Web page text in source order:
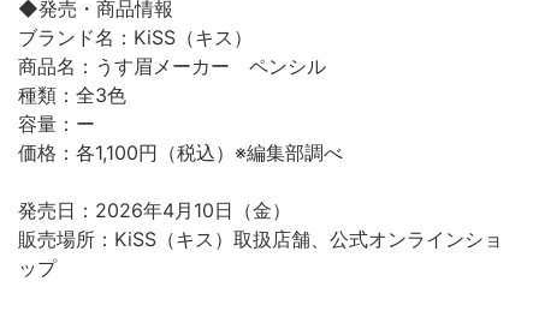
◆発売・商品情報
ブランド名：KiSS（キス）
商品名：うす眉メーカー ペンシル
種類：全3色
容量：ー
価格：各1,100円（税込）※編集部調べ
発売日：2026年4月10日（金）
販売場所：KiSS（キス）取扱店舗、公式オンラインショ
ップ